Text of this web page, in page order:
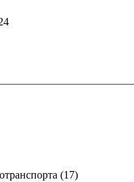
(17)